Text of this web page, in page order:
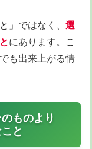
」ではなく、 選
にあります。こ
も出来上がる情
ものより
と